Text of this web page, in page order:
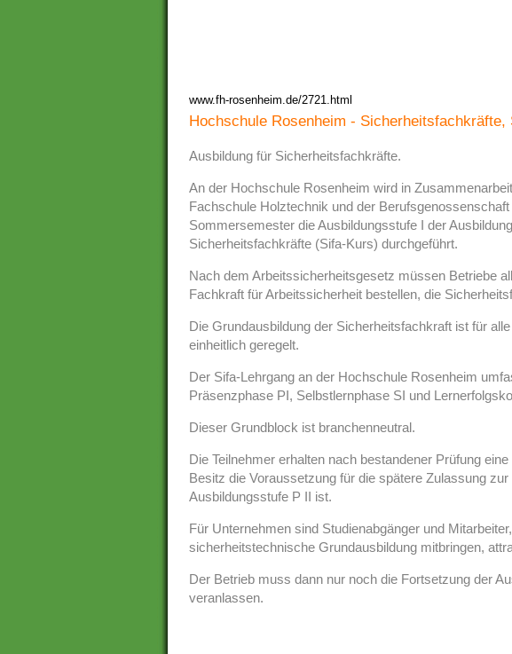
www.fh-rosenheim.de/2721.html
Hochschule Rosenheim - Sicherheitsfachkräfte,
Ausbildung für Sicherheitsfachkräfte.
An der Hochschule Rosenheim wird in
Fachschule Holztechnik und der
Sommersemester die Ausbildungsstufe I der
Sicherheitsfachkräfte (Sifa-Kurs) durchgeführt.
Nach dem Arbeitssicherheitsgesetz müssen Betriebe
Fachkraft für Arbeitssicherheit bestellen, die
Die Grundausbildung der Sicherheitsfachkraft ist für
einheitlich geregelt.
Der Sifa-Lehrgang an der Hochschule Rosenheim
Präsenzphase PI, Selbstlernphase SI und
Dieser Grundblock ist branchenneutral.
Die Teilnehmer erhalten nach bestandener Prüfung
Besitz die Voraussetzung für die spätere Zulassung
Ausbildungsstufe P II ist.
Für Unternehmen sind Studienabgänger und
sicherheitstechnische Grundausbildung mitbringen,
Der Betrieb muss dann nur noch die Fortsetzung der
veranlassen.